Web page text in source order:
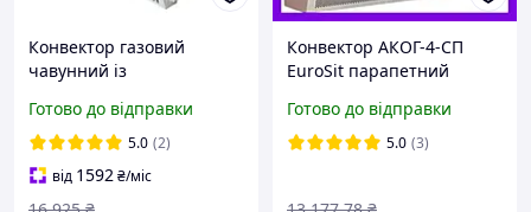
Конвектор газовий
чавунний із
HDU-3 DKV обігрівач 3 кВт
до 30 м2 з італійською
автоматикою EuroSit +
димохід
Готово до відправки
5.0 (2)
від 1592₴/міс
Конвектор АКОГ-4-СП
EuroSit парапетний
настінний Ужгородський
з автоматикою ЄвроСіт
Готово до відправки
5.0 (3)